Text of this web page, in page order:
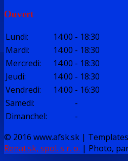
Ouvert
Lundi: 14:00 - 18:30
Mardi: 14:00 - 18:30
Mercredi: 14:00 - 18:30
Jeudi: 14:00 - 18:30
Vendredi: 14:00 - 16:30
Samedi:
-
Dimanchel:
-
© 2016 www.afsk.sk | Templates
Renat.sk, spol. s r. o. | Photo,